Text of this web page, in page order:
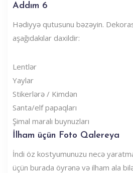
Addım 6
Hədiyyə qutusunu bəzəyin.
aşağıdakılar daxildir:
Lentlər
Yaylar
Stikerlərə / Kimdən
Santa/elf papaqları
Şimal maralı buynuzları
İlham üçün Foto Qalereya
İndi öz kostyumunuzu necə
üçün burada öyrənə və ilham ala